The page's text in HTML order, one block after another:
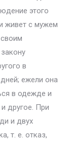
этого
живет с мужем
в
ежели она
в одежде и
другое. При
и двух
т. е. отказ,